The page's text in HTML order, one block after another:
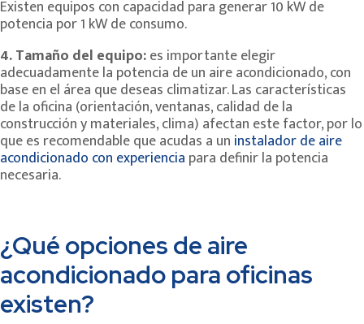
Existen equipos con capacidad para generar 10 kW de
potencia por 1 kW de consumo.
4. Tamaño del equipo:es importante elegir
adecuadamente la potencia de un aire acondicionado, con
base en el área que deseas climatizar. Las características
de la oficina (orientación, ventanas, calidad de la
construcción y materiales, clima) afectan este factor, por lo
que es recomendable que acudas a un instalador de aire
acondicionado con experiencia para definir la potencia
necesaria.
¿Qué opciones de aire
acondicionado para oficinas
existen?